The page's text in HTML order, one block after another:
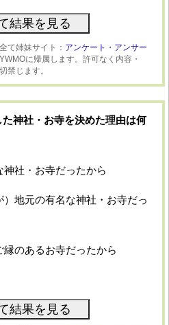
て姉妹サイト： アンケート・アンサー
に帰属します。許可なく内容・
禁じます。
神社・お寺を決めた理由は何
社・お寺だったから
）地元の有名な神社・お寺だっ
のあるお寺だったから